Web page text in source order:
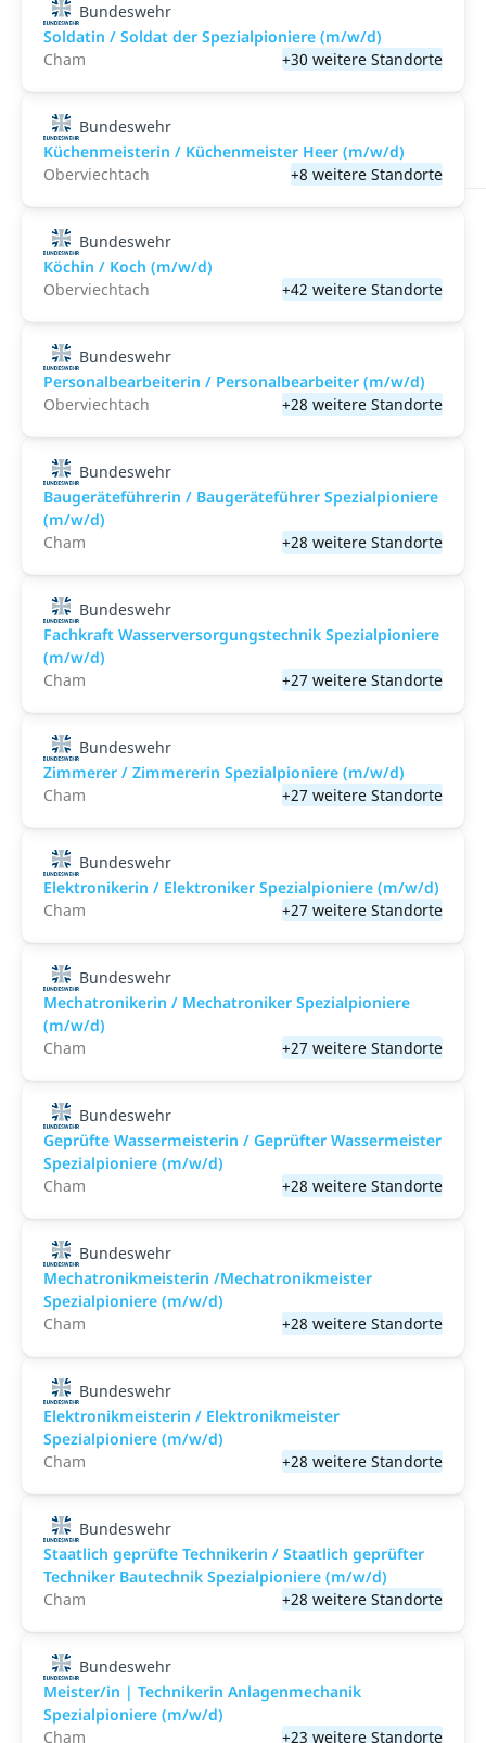
Bundeswehr
Soldatin / Soldat der Spezialpioniere (m/w/d)
Cham
+30 weitere Standorte
Bundeswehr
Küchenmeisterin / Küchenmeister Heer (m/w/d)
Oberviechtach
+8 weitere Standorte
Bundeswehr
Köchin / Koch (m/w/d)
Oberviechtach
+42 weitere Standorte
Bundeswehr
Personalbearbeiterin / Personalbearbeiter (m/w/d)
Oberviechtach
+28 weitere Standorte
Bundeswehr
Baugeräteführerin / Baugeräteführer Spezialpioniere
(m/w/d)
Cham
+28 weitere Standorte
Bundeswehr
Fachkraft Wasserversorgungstechnik Spezialpioniere
(m/w/d)
Cham
+27 weitere Standorte
Bundeswehr
Zimmerer / Zimmererin Spezialpioniere (m/w/d)
Cham
+27 weitere Standorte
Bundeswehr
Elektronikerin / Elektroniker Spezialpioniere (m/w/d)
Cham
+27 weitere Standorte
Bundeswehr
Mechatronikerin / Mechatroniker Spezialpioniere
(m/w/d)
Cham
+27 weitere Standorte
Bundeswehr
Geprüfte Wassermeisterin / Geprüfter Wassermeister
Spezialpioniere (m/w/d)
Cham
+28 weitere Standorte
Bundeswehr
Mechatronikmeisterin /Mechatronikmeister
Spezialpioniere (m/w/d)
Cham
+28 weitere Standorte
Bundeswehr
Elektronikmeisterin / Elektronikmeister
Spezialpioniere (m/w/d)
Cham
+28 weitere Standorte
Bundeswehr
Staatlich geprüfte Technikerin / Staatlich geprüfter
Techniker Bautechnik Spezialpioniere (m/w/d)
Cham
+28 weitere Standorte
Bundeswehr
Meister/in | Technikerin Anlagenmechanik
Spezialpioniere (m/w/d)
Cham
+23 weitere Standorte